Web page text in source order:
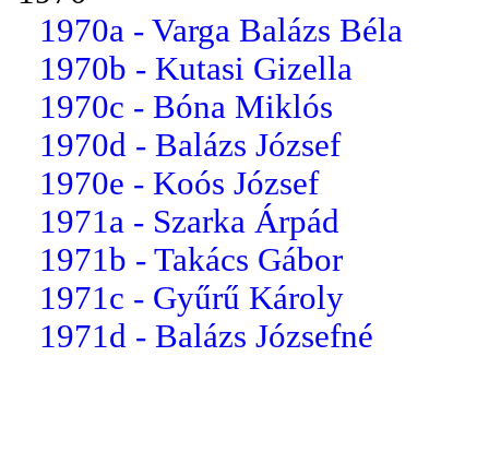
1970a - Varga Balázs Béla
1970b - Kutasi Gizella
1970c - Bóna Miklós
1970d - Balázs József
1970e - Koós József
1971a - Szarka Árpád
1971b - Takács Gábor
1971c - Gyűrű Károly
1971d - Balázs Józsefné